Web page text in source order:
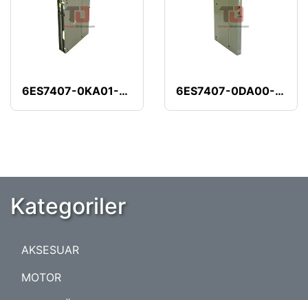
6ES7407-0KA01-0AA0 6ES7407-0DA00-0AA0
Kategoriler
AKSESUAR
MOTOR